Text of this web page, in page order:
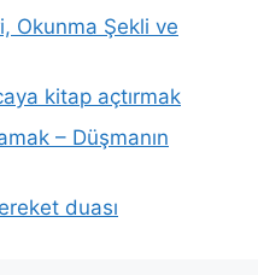
Okunma Şekli ve
kitap açtırmak
– Düşmanın
duası